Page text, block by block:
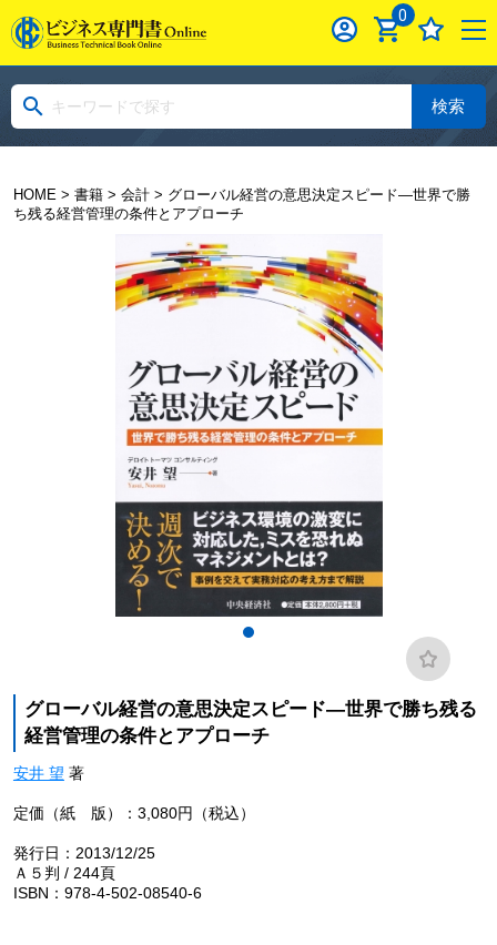
0
検索
HOME> 書籍> 会計> グローバル経営の意思決定スピード―世界で勝
ち残る経営管理の条件とアプローチ
グローバル経営の意思決定スピード―世界で勝ち残る
経営管理の条件とアプローチ
安井 望 著
定価（紙 版）：3,080円（税込）
発行日：2013/12/25
Ａ５判 / 244頁
ISBN：978-4-502-08540-6